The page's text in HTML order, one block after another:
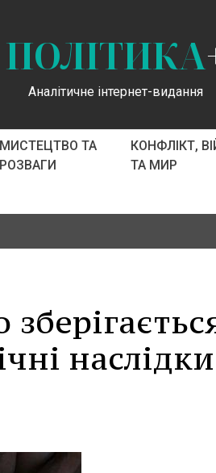
ПОЛІТИКА
Аналітичне інтернет-видання
МИСТЕЦТВО ТА
РОЗВАГИ
КОНФЛІКТ,
ТА МИР